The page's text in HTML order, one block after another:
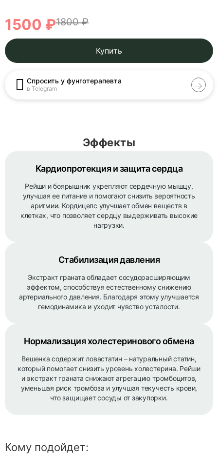
1500 ₽1800 ₽
Купить
Спросить у фунготерапевта
в Telegram
Эффекты
Кардиопротекция и защита сердца
Рейши и боярышник укрепляют сердечную мышцу,
улучшая ее питание и помогают снизить вероятность
аритмии. Кордицепс улучшает обмен веществ в
клетках, что позволяет сердцу выдерживать высокие
нагрузки.
Стабилизация давления
Экстракт граната обладает сосудорасширяющим
эффектом, способствуя естественному снижению
артериального давления. Благодаря этому улучшается
гемодинамика и уходит чувство усталости.
Нормализация холестеринового обмена
Вешенка содержит ловастатин – натуральный статин,
который помогает снизить уровень холестерина. Рейши
и экстракт граната снижают агрегацию тромбоцитов,
уменьшая риск тромбоза и улучшая текучесть крови,
что защищает сосуды от закупорки.
Кому подойдет: